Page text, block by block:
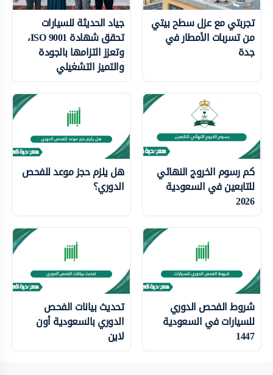
تجربتي مع عزل سطح بيتي
من تسربات الأمطار في
جدة
جياد الحديثة للسيارات
تحقق شهادة ISO 9001،
وتعزز التزامها بالجودة
والتميز التشغيلي
كم رسوم الخروج النهائي
للتابعين في السعودية
2026
هل يلزم حجز موعد للفحص
الدوري؟
شروط الفحص الدوري
للسيارات في السعودية
1447
تحديث بيانات الفحص
الدوري بالسعودية أون
لاين